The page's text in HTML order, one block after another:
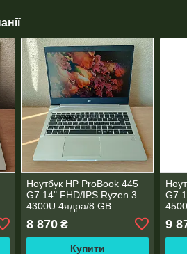
Ноутбук HP ProBook 445
G7 14" FHD/IPS Ryzen 3
4300U 4ядра/8 GB
M.2/AMD Radeon RX Vega
5/WebCam
8 870₴
Купити
G7
6/
9